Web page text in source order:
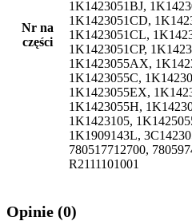
Nr na
części
1K1423051BJ,
1K1423051CD,
1K1423051CL,
1K1423051CP,
1K1423055AX,
1K1423055C,
1K1423055EX,
1K1423055H,
1K1423105,
1K1909143L,
780517712700,
R2111101001
Opinie (0)